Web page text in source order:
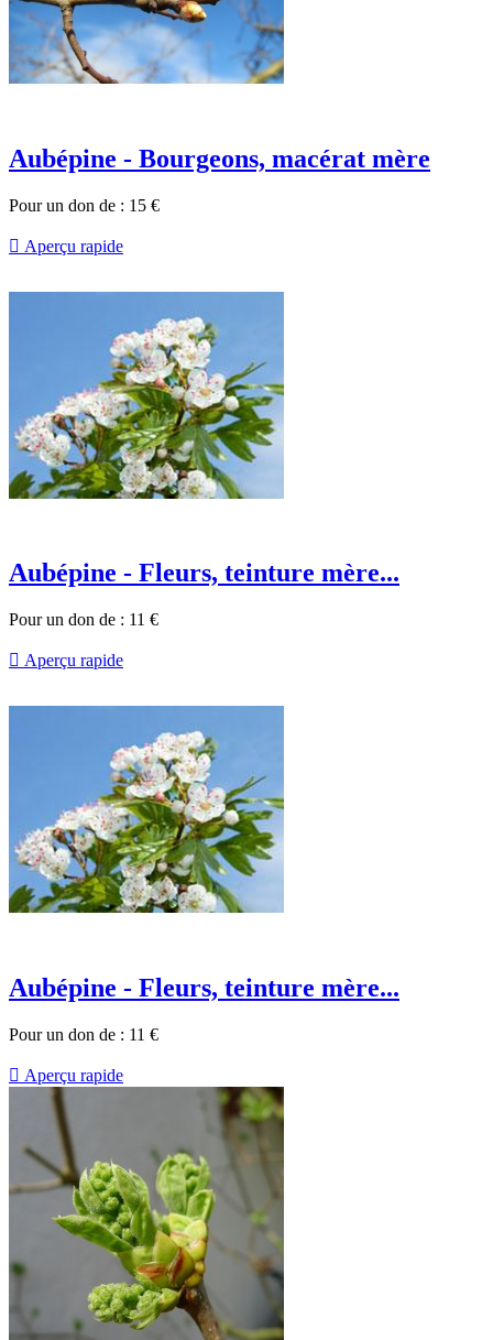
Aubépine - Bourgeons, macérat mère
Pour un don de : 15 €
 Aperçu rapide
Aubépine - Fleurs, teinture mère...
Pour un don de : 11 €
 Aperçu rapide
Aubépine - Fleurs, teinture mère...
Pour un don de : 11 €
 Aperçu rapide